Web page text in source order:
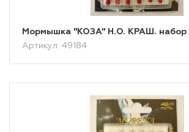
Мормышка "КОЗА" Н.О. КРАШ. набор
Артикул: 49184